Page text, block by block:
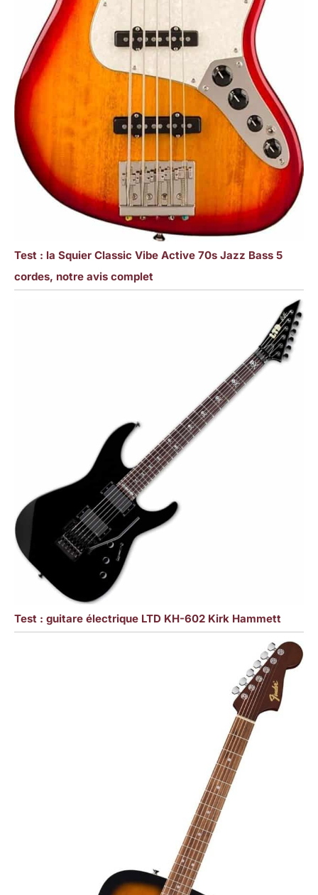
Test : la Squier Classic Vibe Active 70s Jazz Bass 5
cordes, notre avis complet
Test : guitare électrique LTD KH-602 Kirk Hammett